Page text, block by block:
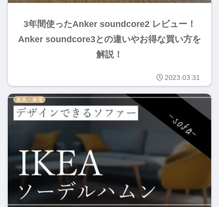
3年間使ったAnker soundcore2 レビュー！
Anker soundcore3との違いやお得な買い方を
解説！
2023.03.31
家具・家電